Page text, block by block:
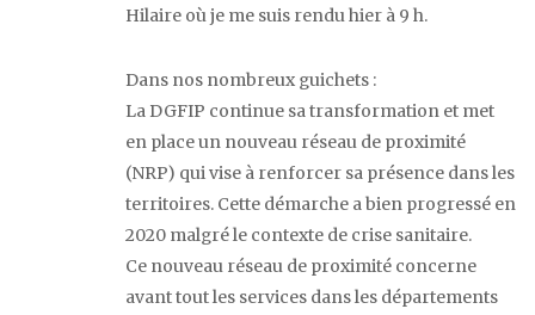
Hilaire où je me suis rendu hier à 9 h.
Dans nos nombreux guichets :
La DGFIP continue sa transformation et met
en place un nouveau réseau de proximité
(NRP) qui vise à renforcer sa présence dans les
territoires. Cette démarche a bien progressé en
2020 malgré le contexte de crise sanitaire.
Ce nouveau réseau de proximité concerne
avant tout les services dans les départements